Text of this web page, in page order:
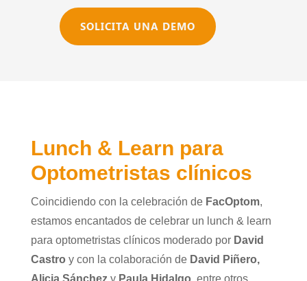
SOLICITA UNA DEMO
Lunch & Learn para
Optometristas clínicos
Coincidiendo con la celebración de FacOptom,
estamos encantados de celebrar un lunch & learn
para optometristas clínicos moderado por David
Castro y con la colaboración de David Piñero,
Alicia Sánchez y Paula Hidalgo , entre otros.